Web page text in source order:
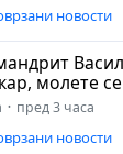
новости
молете
пред 3 часа
новости